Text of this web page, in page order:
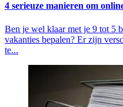
4 serieuze manieren om
Ben je wel klaar met je 9 tot 5
vakanties bepalen? Er zijn
te...